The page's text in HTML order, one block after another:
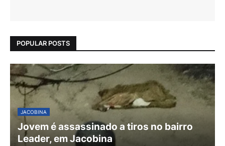
POPULAR POSTS
JACOBINA
Jovem é assassinado a tiros no bairro
Leader, em Jacobina